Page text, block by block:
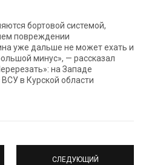
бортовой системой,
повреждении
уже дальше не может ехать и
минус», — рассказал
на Западе
ВСУ в Курской области
СЛЕДУЮЩИЙ